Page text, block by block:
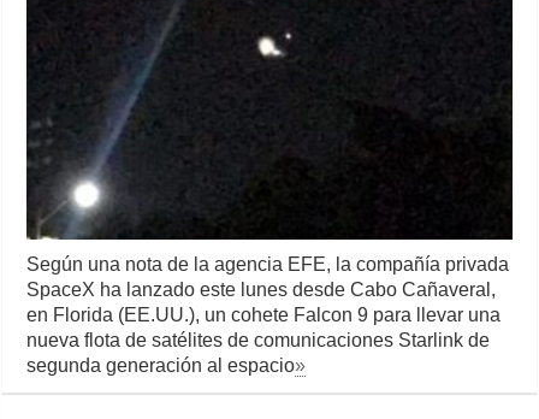
Según una nota de la agencia EFE, la compañía privada
SpaceX ha lanzado este lunes desde Cabo Cañaveral,
en Florida (EE.UU.), un cohete Falcon 9 para llevar una
nueva flota de satélites de comunicaciones Starlink de
segunda generación al espacio»